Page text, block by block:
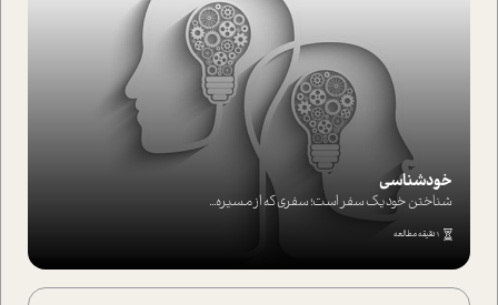
خودشناسی
شناختن خود یک سفر است؛ سفری که از مسیره...
1 دقیقه مطالعه